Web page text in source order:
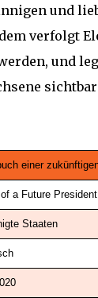
und
verfolgt
und
einer
a Future President
Staaten